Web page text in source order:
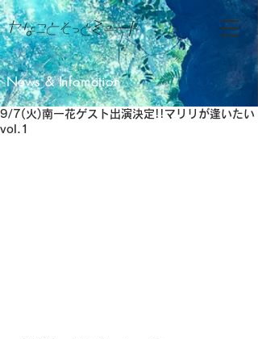
News & Infomation
9/7(火)南一花ゲスト出演決定!!マリリが逢いたい
vol.1